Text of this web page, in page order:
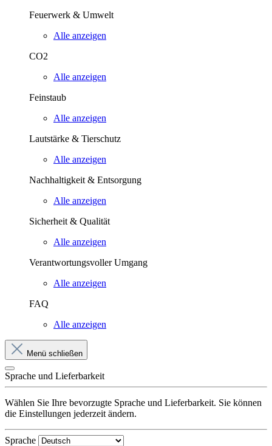
Feuerwerk & Umwelt
Alle anzeigen
CO2
Alle anzeigen
Feinstaub
Alle anzeigen
Lautstärke & Tierschutz
Alle anzeigen
Nachhaltigkeit & Entsorgung
Alle anzeigen
Sicherheit & Qualität
Alle anzeigen
Verantwortungsvoller Umgang
Alle anzeigen
FAQ
Alle anzeigen
Menü schließen
Sprache und Lieferbarkeit
Wählen Sie Ihre bevorzugte Sprache und Lieferbarkeit. Sie können
die Einstellungen jederzeit ändern.
Sprache